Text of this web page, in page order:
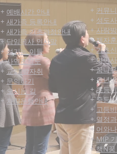
+ 예배시간 안내
+ 새가족 등록안내
+ 새가족 기초과정안내
+담임목사 인사말
+섬기는 이들
+사역조직도
+교회 발자취
+ 문의하기
+오시는 길
+차량운행안내
+ 커뮤
+ 성도
+ 사랑방
+제자
+기초
+아이
+꿈나
+ 유년
+초등
+중등
+고등
+ 열정
+ 어와나
+ MIP
+책N